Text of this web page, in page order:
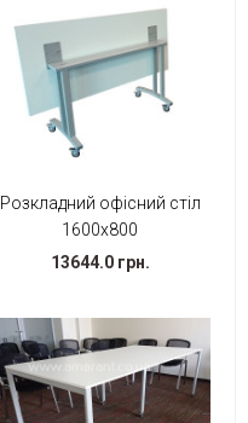
Розкладний офісний стіл
1600х800
13644.0 грн.